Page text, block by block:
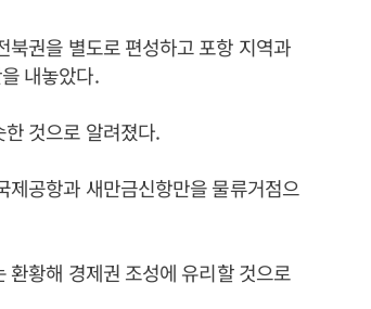
권을 별도로 편성하고 포항 지역과
내놓았다.
것으로 알려졌다.
제공항과 새만금신항만을 물류거점으
황해 경제권 조성에 유리할 것으로